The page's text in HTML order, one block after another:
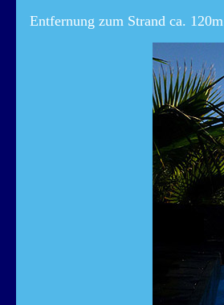
Entfernung zum Strand ca. 120m